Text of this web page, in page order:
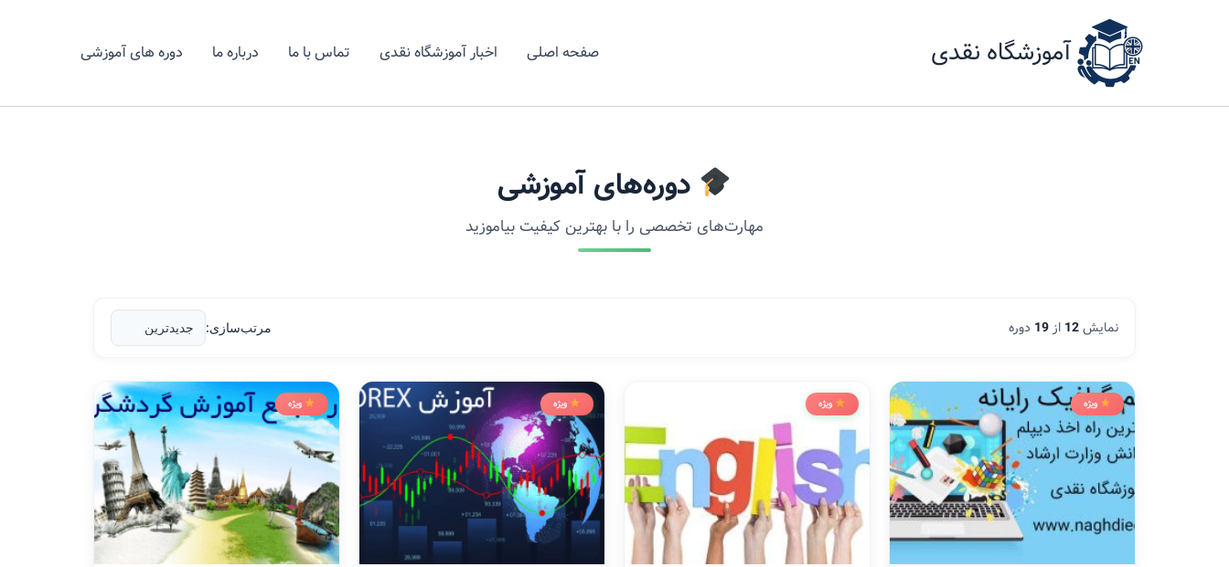
آموزشگاه نقدی صفحه اصلی اخبار آموزشگاه نقدی تماس با ما درباره ما دوره های آموزشی
دوره‌های آموزشی
مهارت‌های تخصصی را با بهترین کیفیت بیاموزید
نمایش12 از 19 دوره مرتب‌سازی:
ویژه ویژه ویژه ویژه